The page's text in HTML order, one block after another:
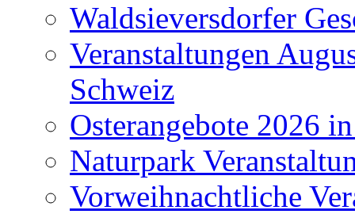
Waldsieversdorfer
Veranstaltungen
Schweiz
Osterangebote 2026
Naturpark
Vorweihnachtliche